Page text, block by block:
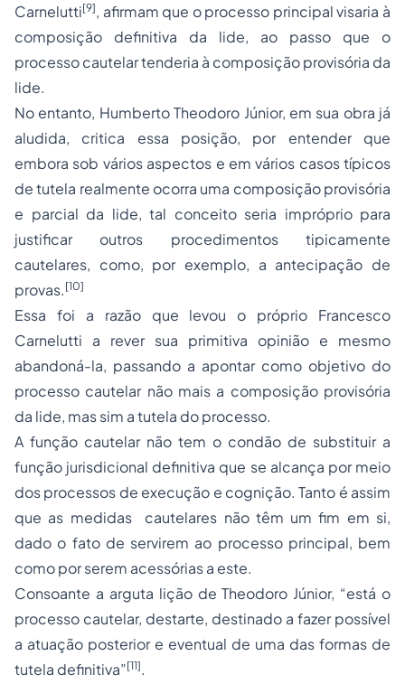
Carnelutti[9], afirmam que o processo principal visaria à
composição definitiva da lide, ao passo que o
processo cautelar tenderia à composição provisória da
lide.
No entanto, Humberto Theodoro Júnior, em sua obra já
aludida, critica essa posição, por entender que
embora sob vários aspectos e em vários casos típicos
de tutela realmente ocorra uma composição provisória
e parcial da lide, tal conceito seria impróprio para
justificar outros procedimentos tipicamente
cautelares, como, por exemplo, a antecipação de
provas. [10]
Essa foi a razão que levou o próprio Francesco
Carnelutti a rever sua primitiva opinião e mesmo
abandoná-la, passando a apontar como objetivo do
processo cautelar não mais a composição provisória
da lide, mas sim a tutela do processo.
A função cautelar não tem o condão de substituir a
função jurisdicional definitiva que se alcança por meio
dos processos de execução e cognição. Tanto é assim
que as medidas cautelares não têm um fim em si,
dado o fato de servirem ao processo principal, bem
como por serem acessórias a este.
Consoante a arguta lição de Theodoro Júnior, “está o
processo cautelar, destarte, destinado a fazer possível
a atuação posterior e eventual de uma das formas de
tutela definitiva”[11].